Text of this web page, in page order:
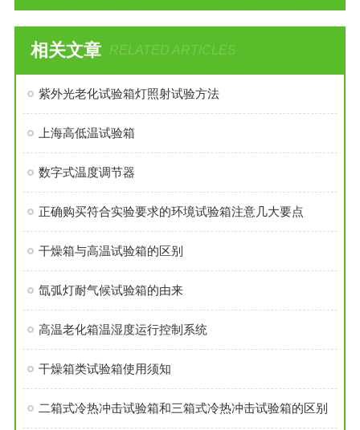
相关文章 RELATED ARTICLES
紫外光老化试验箱灯照射试验方法
上海高低温试验箱
数字式温度调节器
正确购买符合实验要求的环境试验箱注意几大要点
干燥箱与高温试验箱的区别
氙弧灯耐气候试验箱的由来
高温老化箱温湿度运行控制系统
干燥箱类试验箱使用须知
二箱式冷热冲击试验箱和三箱式冷热冲击试验箱的区别